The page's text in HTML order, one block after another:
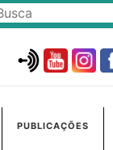
PUBLICAÇÕES